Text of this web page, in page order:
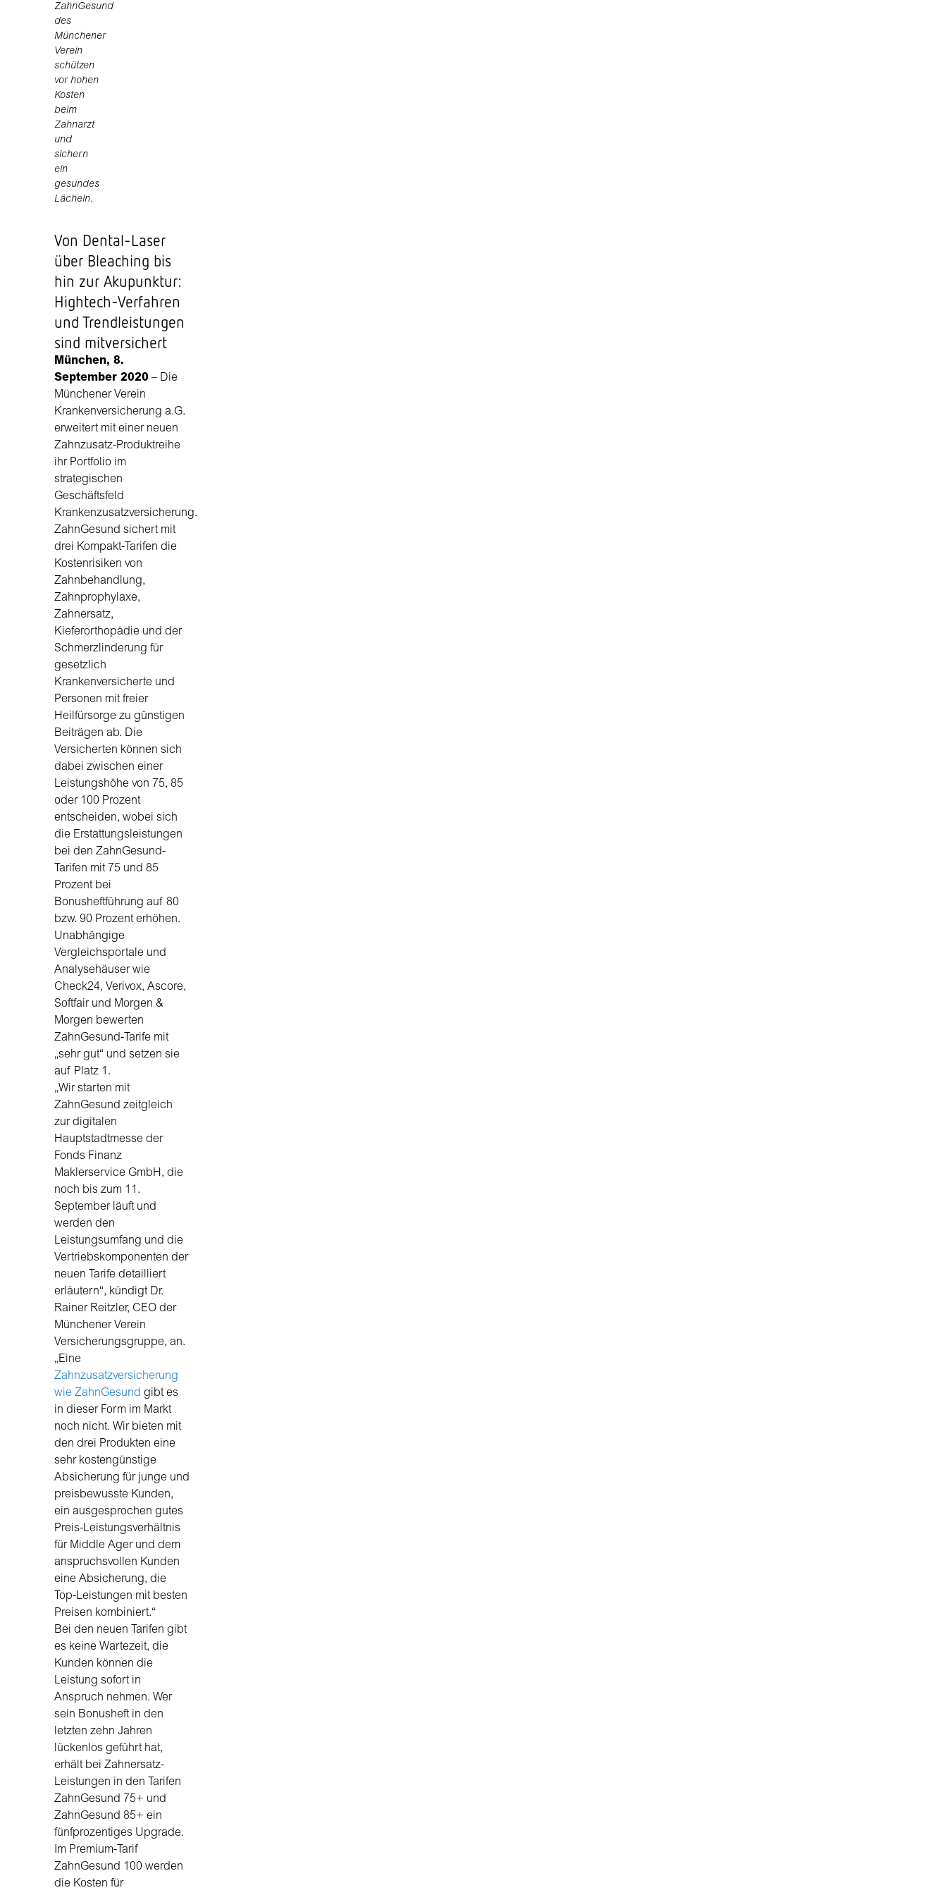
ZahnGesund
des
Münchener
Verein
schützen
vor hohen
Kosten
beim
Zahnarzt
und
sichern
ein
gesundes
Lächeln.
Von Dental-Laser
über Bleaching bis
hin zur Akupunktur:
Hightech-Verfahren
und Trendleistungen
sind mitversichert
München, 8.
September 2020 – Die
Münchener Verein
Krankenversicherung a.G.
erweitert mit einer neuen
Zahnzusatz-Produktreihe
ihr Portfolio im
strategischen
Geschäftsfeld
Krankenzusatzversicherung.
ZahnGesund sichert mit
drei Kompakt-Tarifen die
Kostenrisiken von
Zahnbehandlung,
Zahnprophylaxe,
Zahnersatz,
Kieferorthopädie und der
Schmerzlinderung für
gesetzlich
Krankenversicherte und
Personen mit freier
Heilfürsorge zu günstigen
Beiträgen ab. Die
Versicherten können sich
dabei zwischen einer
Leistungshöhe von 75, 85
oder 100 Prozent
entscheiden, wobei sich
die Erstattungsleistungen
bei den ZahnGesund-
Tarifen mit 75 und 85
Prozent bei
Bonusheftführung auf 80
bzw. 90 Prozent erhöhen.
Unabhängige
Vergleichsportale und
Analysehäuser wie
Check24, Verivox, Ascore,
Softfair und Morgen &
Morgen bewerten
ZahnGesund-Tarife mit
„sehr gut“ und setzen sie
auf Platz 1.
„Wir starten mit
ZahnGesund zeitgleich
zur digitalen
Hauptstadtmesse der
Fonds Finanz
Maklerservice GmbH, die
noch bis zum 11.
September läuft und
werden den
Leistungsumfang und die
Vertriebskomponenten der
neuen Tarife detailliert
erläutern“, kündigt Dr.
Rainer Reitzler, CEO der
Münchener Verein
Versicherungsgruppe, an.
„Eine
Zahnzusatzversicherung
wie ZahnGesund gibt es
in dieser Form im Markt
noch nicht. Wir bieten mit
den drei Produkten eine
sehr kostengünstige
Absicherung für junge und
preisbewusste Kunden,
ein ausgesprochen gutes
Preis-Leistungsverhältnis
für Middle Ager und dem
anspruchsvollen Kunden
eine Absicherung, die
Top-Leistungen mit besten
Preisen kombiniert.“
Bei den neuen Tarifen gibt
es keine Wartezeit, die
Kunden können die
Leistung sofort in
Anspruch nehmen. Wer
sein Bonusheft in den
letzten zehn Jahren
lückenlos geführt hat,
erhält bei Zahnersatz-
Leistungen in den Tarifen
ZahnGesund 75+ und
ZahnGesund 85+ ein
fünfprozentiges Upgrade.
Im Premium-Tarif
ZahnGesund 100 werden
die Kosten für